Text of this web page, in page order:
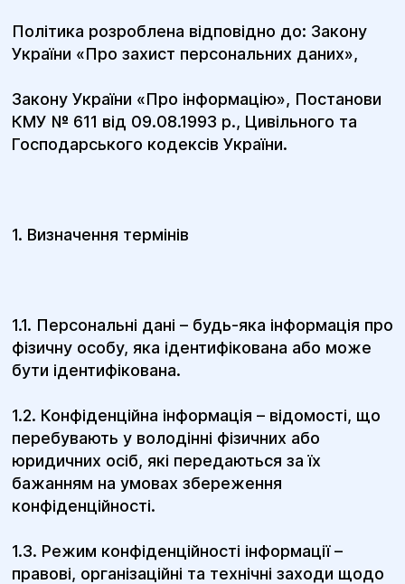
Політика розроблена відповідно до: Закону
України «Про захист персональних даних»,
Закону України «Про інформацію», Постанови
КМУ № 611 від 09.08.1993 р., Цивільного та
Господарського кодексів України.
1. Визначення термінів
1.1. Персональні дані – будь-яка інформація про
фізичну особу, яка ідентифікована або може
бути ідентифікована.
1.2. Конфіденційна інформація – відомості, що
перебувають у володінні фізичних або
юридичних осіб, які передаються за їх
бажанням на умовах збереження
конфіденційності.
1.3. Режим конфіденційності інформації –
правові, організаційні та технічні заходи щодо